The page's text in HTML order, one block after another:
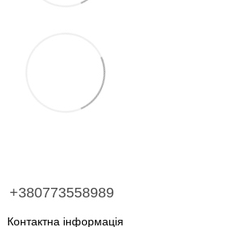
+380773558989
Контактна інформація